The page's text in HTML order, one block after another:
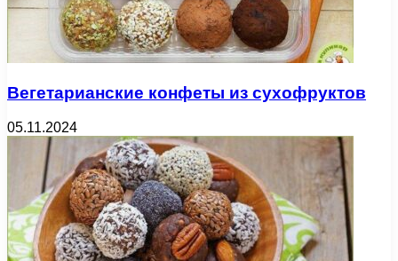
Вегетарианские конфеты из сухофруктов
05.11.2024